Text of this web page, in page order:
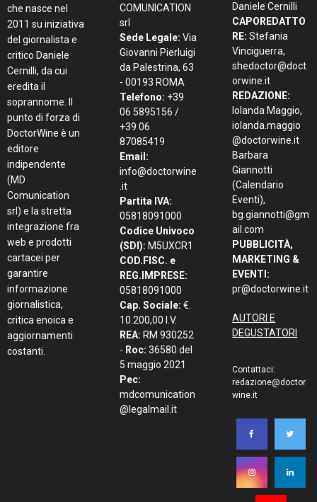
che nasce nel
2011 su iniziativa
del giornalista e
critico Daniele
Cernilli, da cui
eredita il
soprannome. Il
punto di forza di
DoctorWine è un
editore
indipendente
(MD
Comunication
srl) e la stretta
integrazione fra
web e prodotti
cartacei per
garantire
informazione
giornalistica,
critica enoica e
aggiornamenti
costanti.
COMUNICATION
srl
Sede Legale: Via
Giovanni Pierluigi
da Palestrina, 63
- 00193 ROMA
Telefono: +39
06 5895156 /
+39 06
87085419
Email:
info@doctorwine
.it
Partita IVA:
05818091000
Codice Univoco
(SDI): M5UXCR1
COD.FISC. e
REG.IMPRESE:
05818091000
Cap. Sociale: €.
10.200,00 I.V.
REA: RM 930252
- Roc: 36580 del
5 maggio 2021
Pec:
mdcomunication
@legalmail.it
Daniele Cernilli
CAPOREDATTO
RE: Stefania
Vinciguerra,
shedoctor@doct
orwine.it
REDAZIONE:
Iolanda Maggio,
iolanda.maggio
@doctorwine.it
Barbara
Giannotti
(Calendario
Eventi),
bg.giannotti@gm
ail.com
PUBBLICITÀ,
MARKETING &
EVENTI:
pr@doctorwine.it
AUTORI E
DEGUSTATORI
Contattaci:
redazione@doctor
wine.it